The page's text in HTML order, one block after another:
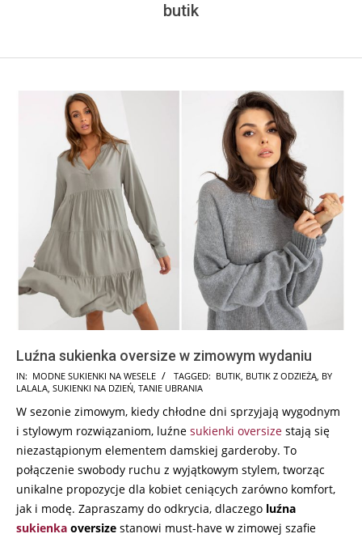
butik
Luźna sukienka oversize w zimowym wydaniu
2024-
01-
19
IN: MODNE SUKIENKI NA WESELE TAGGED: BUTIK BUTIK Z ODZIEŻĄ BY
LALALA SUKIENKI NA DZIEŃ TANIE UBRANIA
W sezonie zimowym, kiedy chłodne dni sprzyjają wygodnym
i stylowym rozwiązaniom, luźne sukienki oversize stają się
niezastąpionym elementem damskiej garderoby. To
połączenie swobody ruchu z wyjątkowym stylem, tworząc
unikalne propozycje dla kobiet ceniących zarówno komfort,
jak i modę. Zapraszamy do odkrycia, dlaczego luźna
sukienka oversize stanowi must-have w zimowej szafie